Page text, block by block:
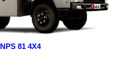
NPS 81 4X4